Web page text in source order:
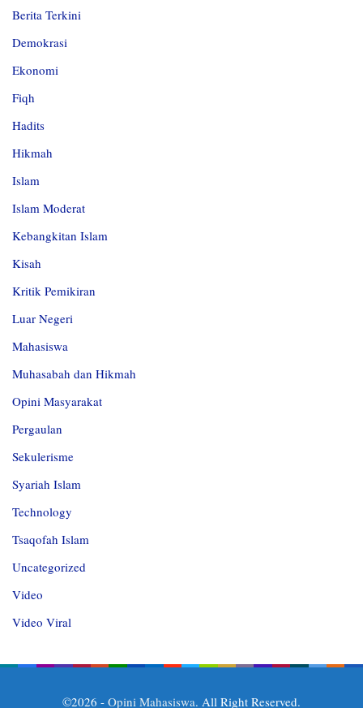
Berita Terkini
Demokrasi
Ekonomi
Fiqh
Hadits
Hikmah
Islam
Islam Moderat
Kebangkitan Islam
Kisah
Kritik Pemikiran
Luar Negeri
Mahasiswa
Muhasabah dan Hikmah
Opini Masyarakat
Pergaulan
Sekulerisme
Syariah Islam
Technology
Tsaqofah Islam
Uncategorized
Video
Video Viral
©2026 - Opini Mahasiswa. All Right Reserved.